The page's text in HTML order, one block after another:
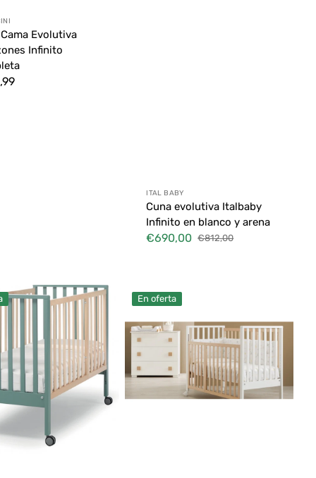
Evolutiva
Infinito
Proveedor:
ITAL BABY
Cuna evolutiva Italbaby
Infinito en blanco y arena
Precio
€690,00
Precio
€812,00
Cunas
para
Niños
Erbesi
Evolution
Bianco
Naturale
En oferta